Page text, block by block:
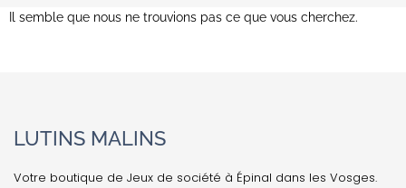
Il semble que nous ne trouvions pas ce que vous cherchez.
LUTINS MALINS
Votre boutique de Jeux de société à Épinal dans les Vosges.